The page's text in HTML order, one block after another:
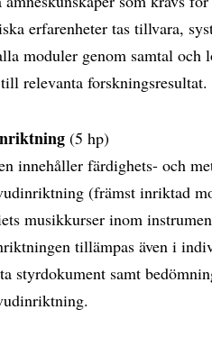
erfarenheter tas tillvara,
moduler genom samtal och
relevanta
(5 hp)
innehåller färdighets- och
(främst inriktad
musikkurser inom
tillämpas även i
styrdokument samt